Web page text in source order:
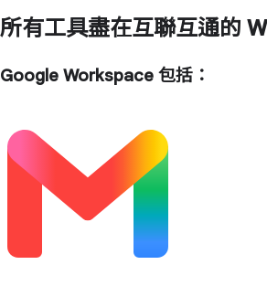
所有工具盡在互聯互通的
Google Workspace 包括：